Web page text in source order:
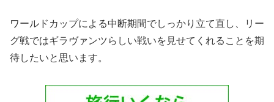
ワールドカップによる中断期間でしっかり立て直し、リー
グ戦ではギラヴァンツらしい戦いを見せてくれることを期
待したいと思います。